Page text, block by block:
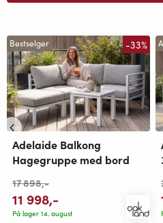
Bestselger -33%
Adelaide Balkong
Hagegruppe med bord
17 898,-
11 998,-
På lager 14. august